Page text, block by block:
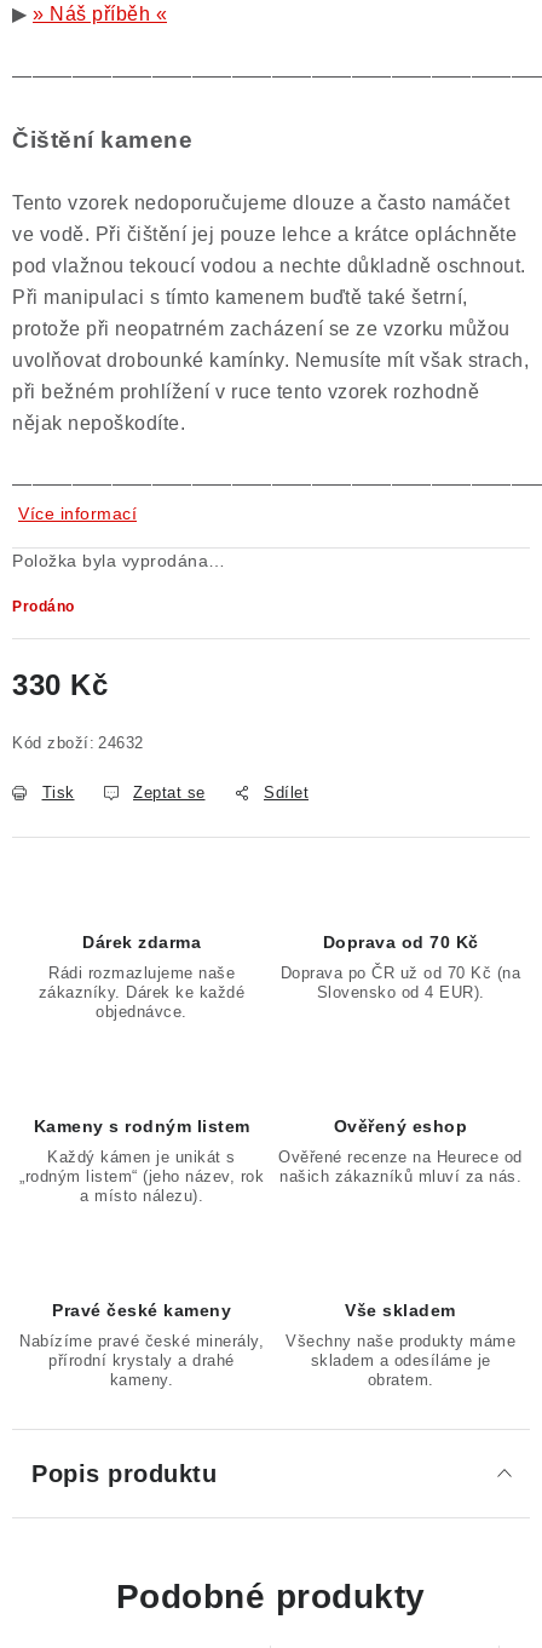
▶ » Náš příběh «
Čištění kamene
Tento vzorek nedoporučujeme dlouze a často namáčet
ve vodě. Při čištění jej pouze lehce a krátce opláchněte
pod vlažnou tekoucí vodou a nechte důkladně oschnout.
Při manipulaci s tímto kamenem buďtě také šetrní,
protože při neopatrném zacházení se ze vzorku můžou
uvolňovat drobounké kamínky. Nemusíte mít však strach,
při bežném prohlížení v ruce tento vzorek rozhodně
nějak nepoškodíte.
Více informací
Položka byla vyprodána…
Prodáno
330 Kč
Kód zboží: 24632
Tisk Zeptat se Sdílet
Dárek zdarma
Rádi rozmazlujeme naše
zákazníky. Dárek ke každé
objednávce.
Doprava od 70 Kč
Doprava po ČR už od 70 Kč (na
Slovensko od 4 EUR).
Kameny s rodným listem
Každý kámen je unikát s
„rodným listem“ (jeho název, rok
a místo nálezu).
Ověřený eshop
Ověřené recenze na Heurece od
našich zákazníků mluví za nás.
Pravé české kameny
Nabízíme pravé české minerály,
přírodní krystaly a drahé
kameny.
Vše skladem
Všechny naše produkty máme
skladem a odesíláme je
obratem.
Popis produktu
Podobné produkty